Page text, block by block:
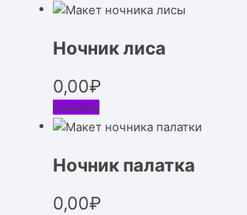
Ночник лиса
0,00₽
Скачать
Ночник палатка
0,00₽